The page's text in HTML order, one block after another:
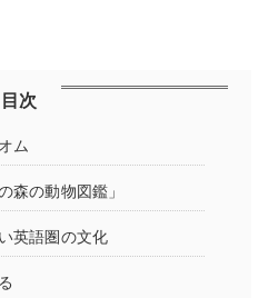
目次
ム
森の動物図鑑」
英語圏の文化